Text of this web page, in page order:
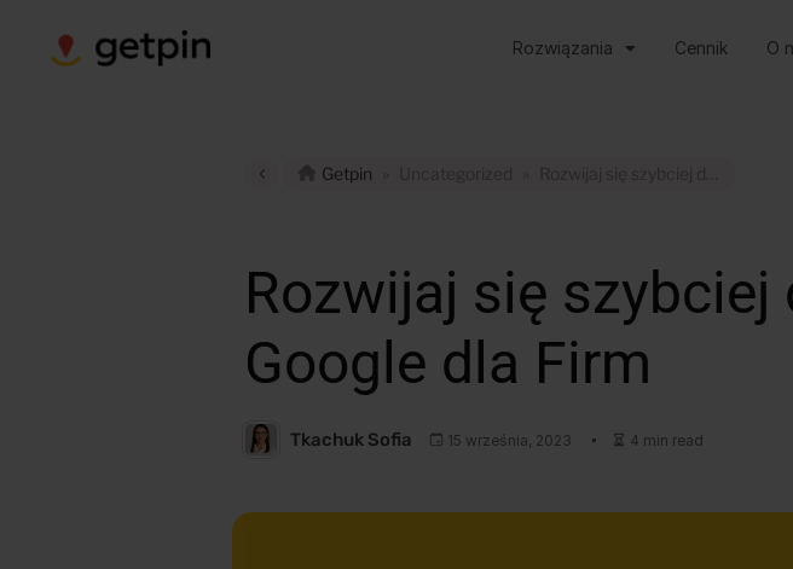
Rozwiązania Cennik O
Getpin
Rozwijaj się
Google dla Firm
Tkachuk Sofia 15 września, 2023 4 min read